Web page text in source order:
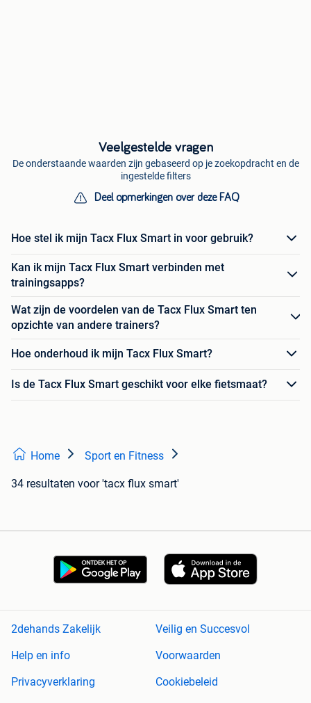
Veelgestelde vragen
De onderstaande waarden zijn gebaseerd op je zoekopdracht en de
ingestelde filters
Deel opmerkingen over deze FAQ
Hoe stel ik mijn Tacx Flux Smart in voor gebruik?
Kan ik mijn Tacx Flux Smart verbinden met
trainingsapps?
Wat zijn de voordelen van de Tacx Flux Smart ten
opzichte van andere trainers?
Hoe onderhoud ik mijn Tacx Flux Smart?
Is de Tacx Flux Smart geschikt voor elke fietsmaat?
Home Sport en Fitness
34 resultaten voor 'tacx flux smart'
2dehands Zakelijk
Veilig en Succesvol
Help en info
Voorwaarden
Privacyverklaring
Cookiebeleid